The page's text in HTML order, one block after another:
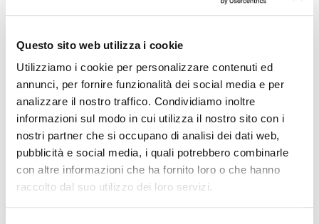
Questo sito web utilizza i cookie
Utilizziamo i cookie per personalizzare contenuti ed
annunci, per fornire funzionalità dei social media e per
analizzare il nostro traffico. Condividiamo inoltre
informazioni sul modo in cui utilizza il nostro sito con i
nostri partner che si occupano di analisi dei dati web,
pubblicità e social media, i quali potrebbero combinarle
con altre informazioni che ha fornito loro o che hanno
raccolto dal suo utilizzo dei loro servizi.
22.6.2026 – “Morto Andrea ‘Floppy’ Filippini, l’infermiere
che assieme ad Ageop ha portato ai più piccoli il teatro in
corsia: ‘Ha saputo curare’”
Leggi tutto